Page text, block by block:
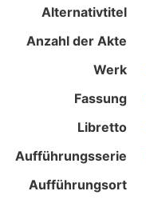
Alternativtitel
Anzahl der Akte
Werk
Fassung
Libretto
Aufführungsserie
Aufführungsort